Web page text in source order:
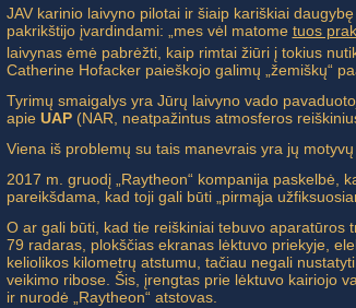
JAV karinio laivyno pilotai ir šiaip kariškiai
pakrikštijo įvardindami: „mes vėl matome tuos
laivynas ėmė pabrėžti, kaip rimtai žiūri į tokius
Catherine Hofacker paieškojo galimų „žemiškų“
Tyrimų smaigalys yra Jūrų laivyno vado
apie UAP(NAR, neatpažintus atmosferos
Viena iš problemų su tais manevrais yra jų
2017 m. gruodį „Raytheon“ kompanija paskelbė,
pareikšdama, kad toji gali būti „pirmąja
O ar gali būti, kad tie reiškiniai tebuvo aparatūros
79 radaras, plokščias ekranas lėktuvo priekyje,
keliolikos kilometrų atstumu, tačiau negali
veikimo ribose. Šis, įrengtas prie lėktuvo kairiojo
ir nurodė „Raytheon“ atstovas.